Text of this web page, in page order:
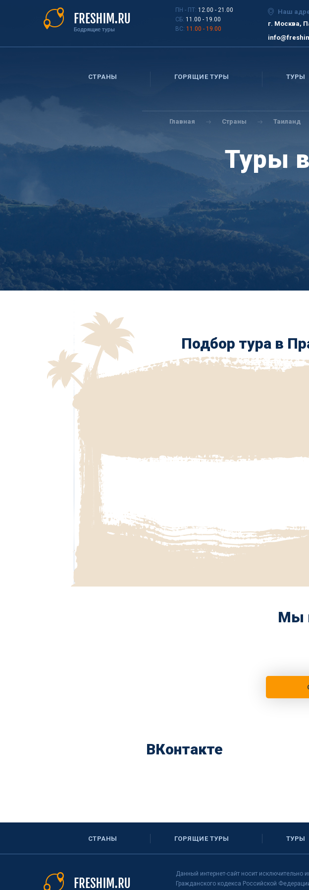
ПН - ПТ: 12.00 - 21.00
СБ: 11.00 - 19.00
ВС: 11.00 - 19.00
Наш
г. Москва,
СТРАНЫ ГОРЯЩИЕ ТУРЫ ТУРЫ
Вы
здесь
Главная Страны Таиланд
Туры
Подбор тура в
Мы
ВКонтакте
СТРАНЫ ГОРЯЩИЕ ТУРЫ ТУРЫ
Данный интернет-сайт носит
Гражданского кодекса Российской